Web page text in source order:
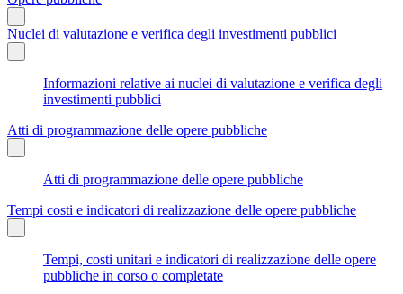
Nuclei di valutazione e verifica degli investimenti pubblici
Informazioni relative ai nuclei di valutazione e verifica degli
investimenti pubblici
Atti di programmazione delle opere pubbliche
Atti di programmazione delle opere pubbliche
Tempi costi e indicatori di realizzazione delle opere pubbliche
Tempi, costi unitari e indicatori di realizzazione delle opere
pubbliche in corso o completate